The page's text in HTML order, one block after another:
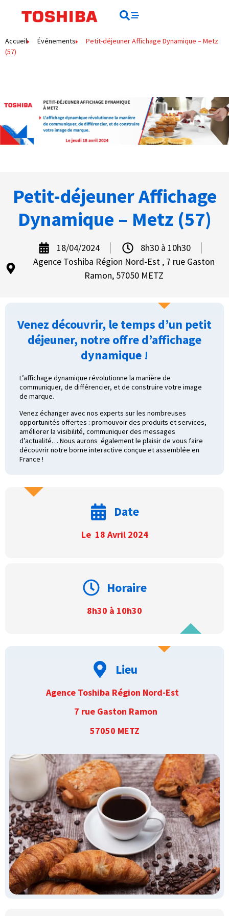
Accueil Événements
Petit-déjeuner Affichage Dynamique – Metz
(57)
Petit-déjeuner Affichage
Dynamique – Metz (57)
18/04/2024
8h30 à 10h30
Agence Toshiba Région Nord-Est , 7 rue Gaston
Ramon, 57050 METZ
Venez découvrir, le temps d’un petit
déjeuner, notre offre d’affichage
dynamique !
L’affichage dynamique révolutionne la manière de
communiquer, de différencier, et de construire votre image
de marque.
Venez échanger avec nos experts sur les nombreuses
opportunités offertes : promouvoir des produits et services,
améliorer la visibilité, communiquer des messages
d’actualité… Nous aurons également le plaisir de vous faire
découvrir notre borne interactive conçue et assemblée en
France !
Date
Le 18 Avril 2024
Horaire
8h30 à 10h30
Lieu
Agence Toshiba Région Nord-Est
7 rue Gaston Ramon
57050 METZ